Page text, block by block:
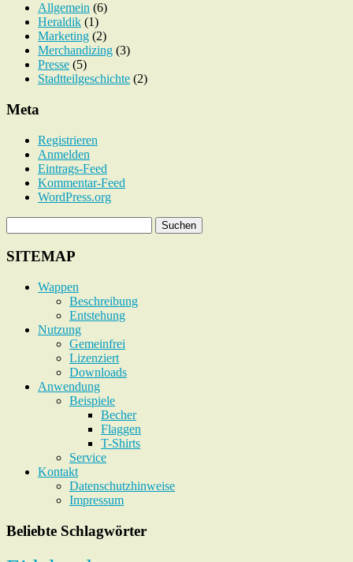
Allgemein (6)
Heraldik (1)
Marketing (2)
Merchandizing (3)
Presse (5)
Stadtteilgeschichte (2)
Meta
Registrieren
Anmelden
Eintrags-Feed
Kommentar-Feed
WordPress.org
SITEMAP
Wappen
Beschreibung
Entstehung
Nutzung
Gemeinfrei
Lizenziert
Downloads
Anwendung
Beispiele
Becher
Flaggen
T-Shirts
Service
Kontakt
Datenschutzhinweise
Impressum
Beliebte Schlagwörter